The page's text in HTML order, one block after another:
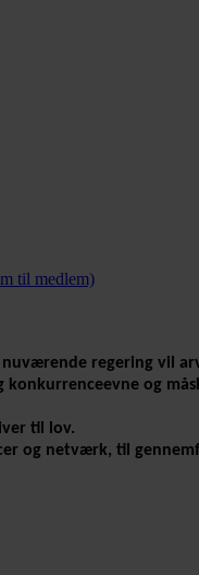
til medlem)
regering vil
og
til lov.
og netværk, til